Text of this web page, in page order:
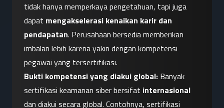
tidak hanya memperkaya pengetahuan, tapi juga
dapat mengakselerasi kenaikan karir dan
pendapatan. Perusahaan bersedia memberikan
imbalan lebih karena yakin dengan kompetensi
pegawai yang tersertifikasi.
Bukti kompetensi yang diakui global: Banyak
sertifikasi keamanan siber bersifat internasional